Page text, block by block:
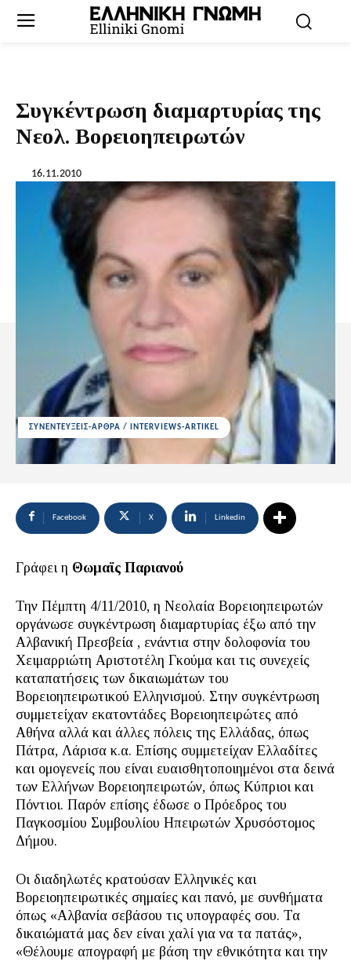
Συγκέντρωση διαμαρτυρίας της
Νεολ. Βορειοηπειρωτών
16.11.2010
ΣΥΝΕΝΤΕΥΞΕΙΣ-ΑΡΘΡΑ / INTERVIEWS-ARTIKEL
Facebook X Linkedin
Γράφει η Θωμαϊς Παριανού
Την Πέμπτη 4/11/2010, η Νεολαία Βορειοηπειρωτών
οργάνωσε συγκέντρωση διαμαρτυρίας έξω από την
Αλβανική Πρεσβεία , ενάντια στην δολοφονία του
Χειμαρριώτη Αριστοτέλη Γκούμα και τις συνεχείς
καταπατήσεις των δικαιωμάτων του
Βορειοηπειρωτικού Ελληνισμού. Στην συγκέντρωση
συμμετείχαν εκατοντάδες Βορειοηπειρώτες από
Αθήνα αλλά και άλλες πόλεις της Ελλάδας, όπως
Πάτρα, Λάρισα κ.α. Επίσης συμμετείχαν Ελλαδίτες
και ομογενείς που είναι ευαισθητοποιημένοι στα δεινά
των Ελλήνων Βορειοηπειρωτών, όπως Κύπριοι και
Πόντιοι. Παρόν επίσης έδωσε ο Πρόεδρος του
Παγκοσμίου Συμβουλίου Ηπειρωτών Χρυσόστομος
Δήμου.
Οι διαδηλωτές κρατούσαν Ελληνικές και
Βορειοηπειρωτικές σημαίες και πανό, με συνθήματα
όπως «Αλβανία σεβάσου τις υπογραφές σου. Τα
δικαιώματά μας δεν είναι χαλί για να τα πατάς»,
«Θέλουμε απογραφή με βάση την εθνικότητα και την